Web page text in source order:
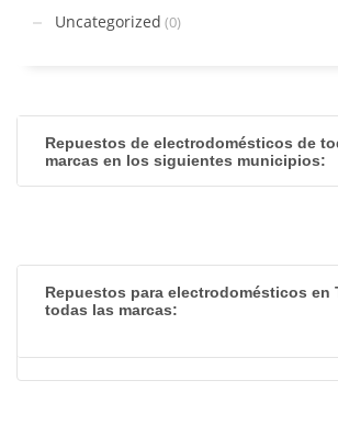
Uncategorized (0)
Repuestos de electrodomésticos de
marcas en los siguientes municipios:
Repuestos para electrodomésticos en
todas las marcas: